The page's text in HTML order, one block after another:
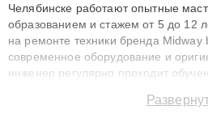
Челябинске работают опытные
образованием и стажем от 5 до 12
на ремонте техники бренда Midway
современное оборудование и
инженер регулярно проходит
восстанавливать технику с